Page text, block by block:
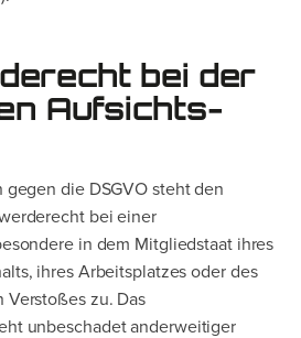
bei der
Aufsichts­
die DSGVO steht den
bei einer
in dem Mitgliedstaat ihres
ihres Arbeitsplatzes oder des
zu. Das
unbeschadet anderweitiger